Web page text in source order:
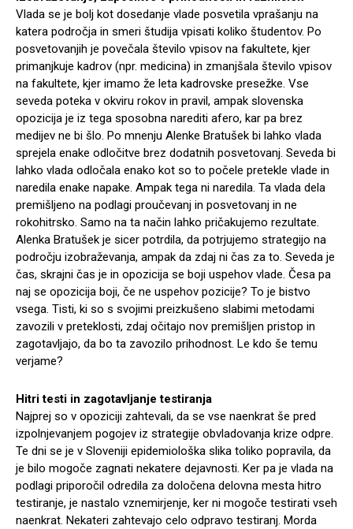
Vlada se je bolj kot dosedanje vlade posvetila vprašanju na
katera področja in smeri študija vpisati koliko študentov. Po
posvetovanjih je povečala število vpisov na fakultete, kjer
primanjkuje kadrov (npr. medicina) in zmanjšala število vpisov
na fakultete, kjer imamo že leta kadrovske presežke. Vse
seveda poteka v okviru rokov in pravil, ampak slovenska
opozicija je iz tega sposobna narediti afero, kar pa brez
medijev ne bi šlo. Po mnenju Alenke Bratušek bi lahko vlada
sprejela enake odločitve brez dodatnih posvetovanj. Seveda bi
lahko vlada odločala enako kot so to počele pretekle vlade in
naredila enake napake. Ampak tega ni naredila. Ta vlada dela
premišljeno na podlagi proučevanj in posvetovanj in ne
rokohitrsko. Samo na ta način lahko pričakujemo rezultate.
Alenka Bratušek je sicer potrdila, da potrjujemo strategijo na
področju izobraževanja, ampak da zdaj ni čas za to. Seveda je
čas, skrajni čas je in opozicija se boji uspehov vlade. Česa pa
naj se opozicija boji, če ne uspehov pozicije? To je bistvo
vsega. Tisti, ki so s svojimi preizkušeno slabimi metodami
zavozili v preteklosti, zdaj očitajo nov premišljen pristop in
zagotavljajo, da bo ta zavozilo prihodnost. Le kdo še temu
verjame?
Hitri testi in zagotavljanje testiranja
Najprej so v opoziciji zahtevali, da se vse naenkrat še pred
izpolnjevanjem pogojev iz strategije obvladovanja krize odpre.
Te dni se je v Sloveniji epidemiološka slika toliko popravila, da
je bilo mogoče zagnati nekatere dejavnosti. Ker pa je vlada na
podlagi priporočil odredila za določena delovna mesta hitro
testiranje, je nastalo vznemirjenje, ker ni mogoče testirati vseh
naenkrat. Nekateri zahtevajo celo odpravo testiranj. Morda